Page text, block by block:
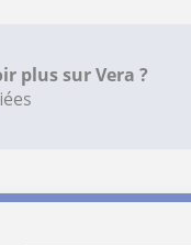
plus sur Vera ?